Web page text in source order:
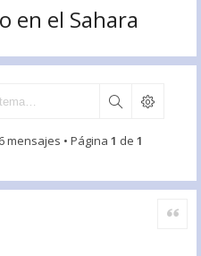
en el Sahara
mensajes • Página 1 de 1
Citar